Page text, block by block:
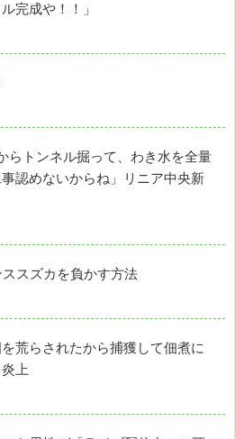
完成や！！」
らトンネル掘って、わき水を全量
認めないからね」リニア中央新
スズカを負かす方法
荒らされたから捕獲して佃煮に
上